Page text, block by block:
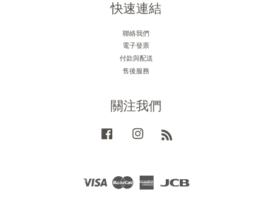
快速連結
聯絡我們
電子發票
付款與配送
售後服務
關注我們
Facebook Instagram
Visa
American